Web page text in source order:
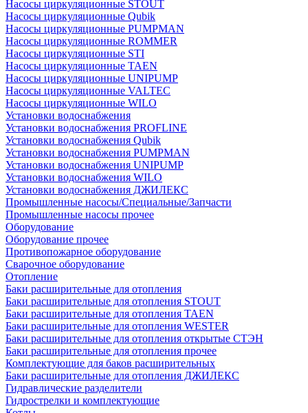
Насосы циркуляционные STOUT
Насосы циркуляционные Qubik
Насосы циркуляционные PUMPMAN
Насосы циркуляционные ROMMER
Насосы циркуляционные STI
Насосы циркуляционные TAEN
Насосы циркуляционные UNIPUMP
Насосы циркуляционные VALTEC
Насосы циркуляционные WILO
Установки водоснабжения
Установки водоснабжения PROFLINE
Установки водоснабжения Qubik
Установки водоснабжения PUMPMAN
Установки водоснабжения UNIPUMP
Установки водоснабжения WILO
Установки водоснабжения ДЖИЛЕКС
Промышленные насосы/Специальные/Запчасти
Промышленные насосы прочее
Оборудование
Оборудование прочее
Противопожарное оборудование
Сварочное оборудование
Отопление
Баки расширительные для отопления
Баки расширительные для отопления STOUT
Баки расширительные для отопления TAEN
Баки расширительные для отопления WESTER
Баки расширительные для отопления открытые СТЭН
Баки расширительные для отопления прочее
Комплектующие для баков расширительных
Баки расширительные для отопления ДЖИЛЕКС
Гидравлические разделители
Гидрострелки и комплектующие